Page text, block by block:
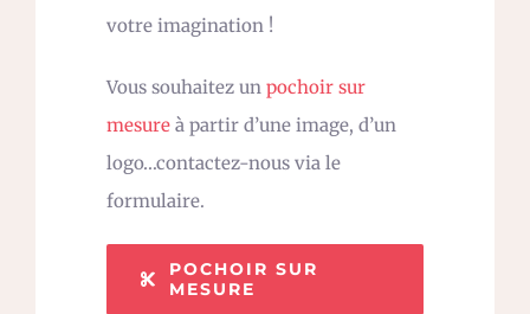
votre imagination !
Vous souhaitez un pochoir sur
mesure à partir d’une image, d’un
logo…contactez-nous via le
formulaire.
POCHOIR SUR
MESURE